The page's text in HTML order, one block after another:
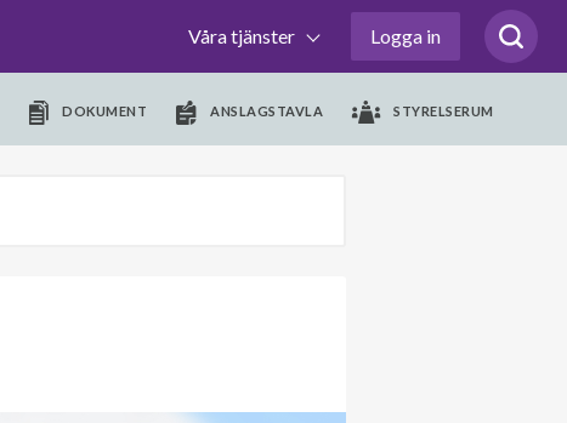
Våra tjänster Logga in
DOKUMENT ANSLAGSTAVLA STYRELSERUM